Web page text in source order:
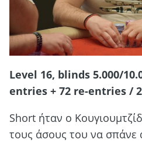
Level 16, blinds 5.000/
entries + 72 re-entries /
Short ήταν ο
τους άσους του να σπάνε